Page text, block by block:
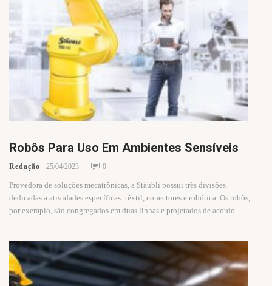
Robôs Para Uso Em Ambientes Sensíveis
Redação 25/04/2023 0
Provedora de soluções mecatrônicas, a Stäubli possui três divisões
dedicadas a atividades específicas: têxtil, conectores e robótica. Os robôs,
por exemplo, são congregados em duas linhas e projetados de acordo